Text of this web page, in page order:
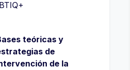
teóricas y
de
de la